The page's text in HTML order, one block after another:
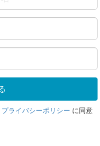
プライバシーポリシー に同意